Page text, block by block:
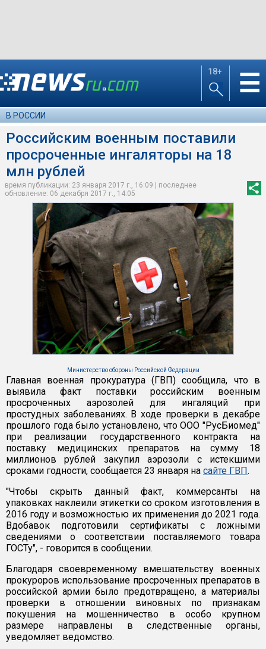
18+ ☰
В РОССИИ
Российским военным поставили
просроченные ингаляторы на 18
млн рублей
время публикации: 23 января 2017 г., 16:09 | последнее
обновление: 06 декабря 2017 г., 14:05
Министерство обороны Российской Федерации
Главная военная прокуратура (ГВП) сообщила, что в
выявила факт поставки российским военным
просроченных аэрозолей для ингаляций при
простудных заболеваниях. В ходе проверки в декабре
прошлого года было установлено, что ООО "РусБиомед"
при реализации государственного контракта на
поставку медицинских препаратов на сумму 18
миллионов рублей закупил аэрозоли с истекшими
сроками годности, сообщается 23 января на сайте ГВП.
"Чтобы скрыть данный факт, коммерсанты на
упаковках наклеили этикетки со сроком изготовления в
2016 году и возможностью их применения до 2021 года.
Вдобавок подготовили сертификаты с ложными
сведениями о соответствии поставляемого товара
ГОСТу", - говорится в сообщении.
Благодаря своевременному вмешательству военных
прокуроров использование просроченных препаратов в
российской армии было предотвращено, а материалы
проверки в отношении виновных по признакам
покушения на мошенничество в особо крупном
размере направлены в следственные органы,
уведомляет ведомство.